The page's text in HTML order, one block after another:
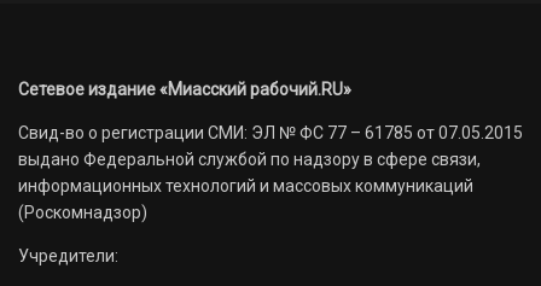
Сетевое издание «Миасский рабочий.RU»
Свид-во о регистрации СМИ: ЭЛ № ФС 77 – 61785 от 07.05.2015
выдано Федеральной службой по надзору в сфере связи,
информационных технологий и массовых коммуникаций
(Роскомнадзор)
Учредители: